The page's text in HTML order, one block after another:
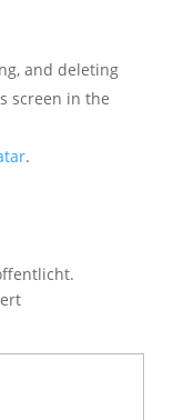
and deleting
screen in the
.